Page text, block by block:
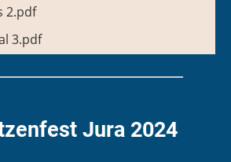
2.pdf
3.pdf
Jura 2024